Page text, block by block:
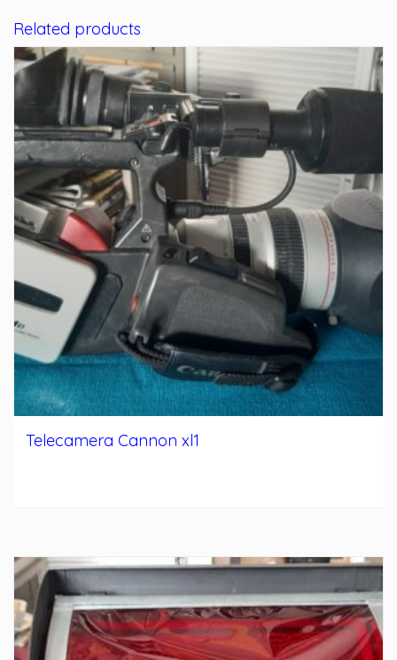
Related products
Telecamera Cannon xl1